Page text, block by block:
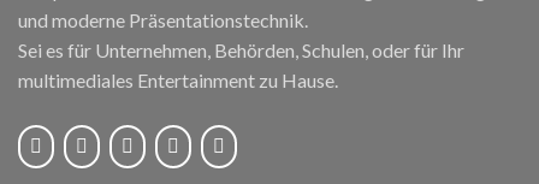
und moderne Präsentationstechnik.
Sei es für Unternehmen, Behörden, Schulen, oder für Ihr
multimediales Entertainment zu Hause.